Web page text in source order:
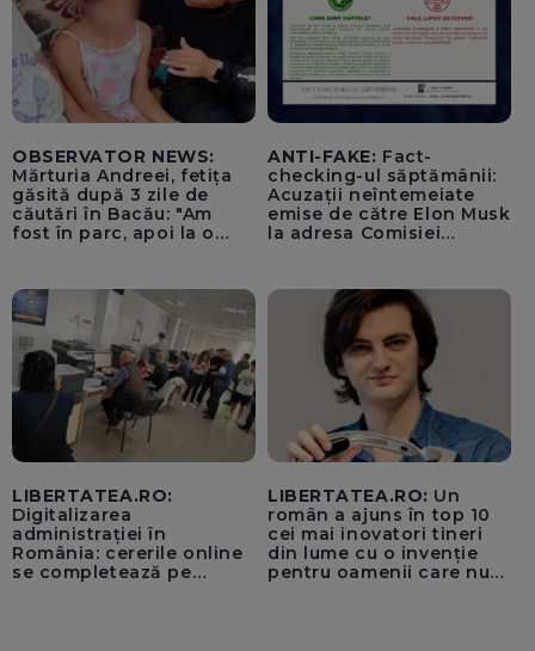
OBSERVATOR NEWS:
Mărturia Andreei, fetița
găsită după 3 zile de
căutări în Bacău: "Am
fost în parc, apoi la o
ANTI-FAKE: Fact-
checking-ul săptămânii:
Acuzații neîntemeiate
emise de către Elon Musk
la adresa Comisiei
pentru instaurarea
„cenzurii” pe platforma X
LIBERTATEA.RO:
Digitalizarea
administrației în
România: cererile online
se completează pe
LIBERTATEA.RO: Un
român a ajuns în top 10
cei mai inovatori tineri
din lume cu o invenție
pentru oamenii care nu